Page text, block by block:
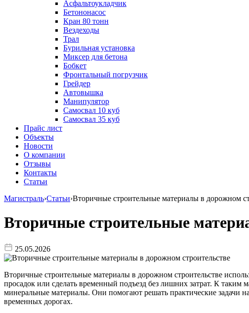
Асфальтоукладчик
Бетононасос
Кран 80 тонн
Вездеходы
Трал
Бурильная установка
Миксер для бетона
Бобкет
Фронтальный погрузчик
Грейдер
Автовышка
Манипулятор
Самосвал 10 куб
Самосвал 35 куб
Прайс лист
Объекты
Новости
О компании
Отзывы
Контакты
Статьи
Магистраль›Статьи›Вторичные строительные материалы в дорожном
Вторичные строительные
25.05.2026
Вторичные строительные материалы в дорожном строительстве
просадок или сделать временный подъезд без лишних затрат. К
минеральные материалы. Они помогают решать практические задачи
временных дорогах.